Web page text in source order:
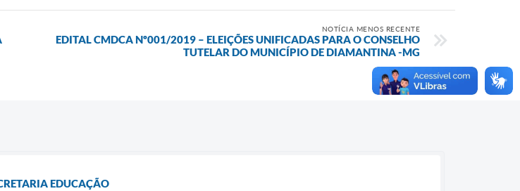
NOTÍCIA MENOS RECENTE
EDITAL CMDCA Nº001/2019 – ELEIÇÕES UNIFICADAS PARA O CONSELHO
TUTELAR DO MUNICÍPIO DE DIAMANTINA -MG
EDUCAÇÃO